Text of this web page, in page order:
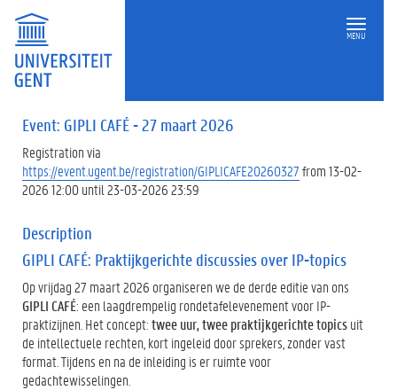
MENU
Event: GIPLI CAFÉ - 27 maart 2026
Registration via
https://event.ugent.be/registration/GIPLICAFE20260327from 13-02-
2026 12:00 until 23-03-2026 23:59
Description
GIPLI CAFÉ: Praktijkgerichte discussies over IP-topics
Op vrijdag 27 maart 2026 organiseren we de derde editie van ons
GIPLI CAFÉ: een laagdrempelig rondetafelevenement voor IP-
praktizijnen. Het concept:twee uur, twee praktijkgerichte topicsuit
de intellectuele rechten, kort ingeleid door sprekers, zonder vast
format. Tijdens en na de inleiding is er ruimte voor
gedachtewisselingen.